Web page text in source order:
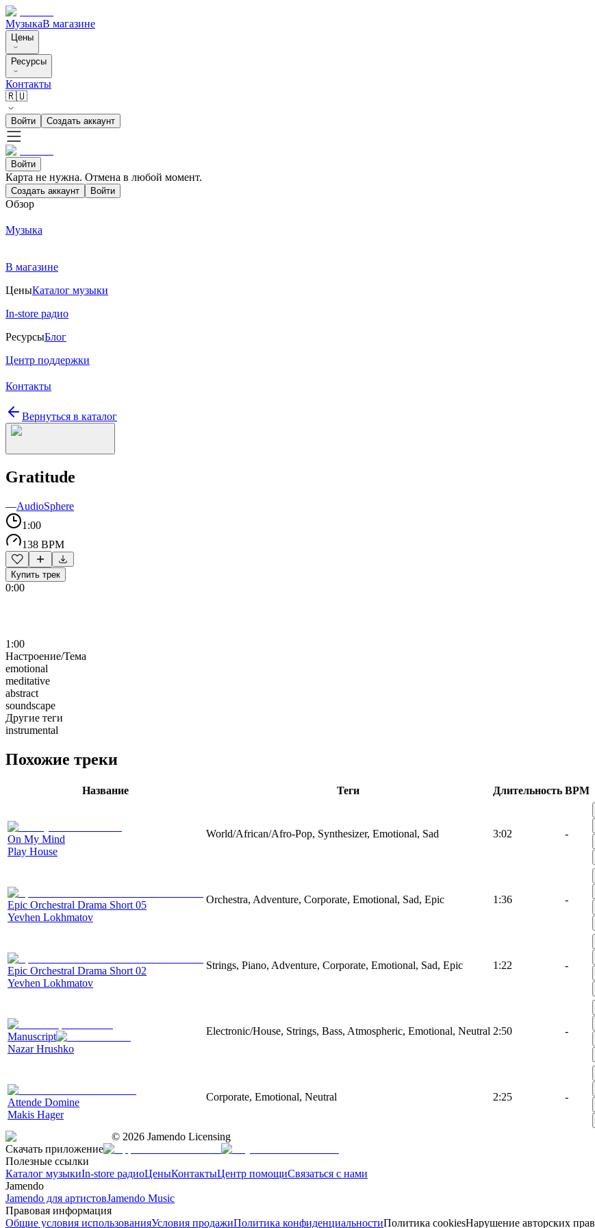
МузыкаВ магазине
Цены
Ресурсы
Контакты
🇷🇺
Войти Создать аккаунт
Войти
Карта не нужна. Отмена в любой момент.
Создать аккаунт Войти
Обзор
Музыка
В магазине
ЦеныКаталог музыки
In-store радио
РесурсыБлог
Центр поддержки
Контакты
Вернуться в каталог
Gratitude
—AudioSphere
1:00
138 BPM
Купить трек
0:00
1:00
Настроение/Тема
emotional
meditative
abstract
soundscape
Другие теги
instrumental
Похожие треки
Название Теги Длительность BPM
On My Mind
Play House
World/African/Afro-Pop, Synthesizer, Emotional, Sad 3:02 -
Epic Orchestral Drama Short 05
Yevhen Lokhmatov
Orchestra, Adventure, Corporate, Emotional, Sad, Epic 1:36 -
Epic Orchestral Drama Short 02
Yevhen Lokhmatov
Strings, Piano, Adventure, Corporate, Emotional, Sad, Epic 1:22 -
Manuscript
Nazar Hrushko
Electronic/House, Strings, Bass, Atmospheric, Emotional, Neutral 2:50 -
Attende Domine
Makis Hager
Corporate, Emotional, Neutral 2:25 -
© 2026 Jamendo Licensing
Скачать приложение
Полезные ссылки
Каталог музыкиIn-store радиоЦеныКонтактыЦентр помощиСвязаться с нами
Jamendo
Jamendo для артистовJamendo Music
Правовая информация
Общие условия использованияУсловия продажиПолитика конфиденциальностиПолитика cookiesНарушение авторских прав